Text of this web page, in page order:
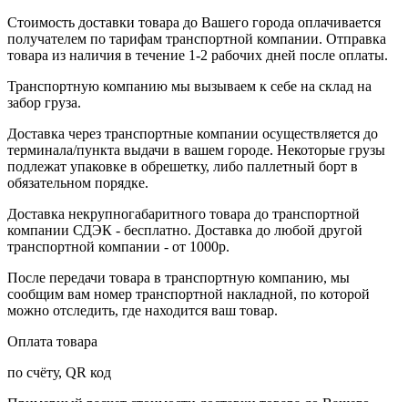
Стоимость доставки товара до Вашего города оплачивается
получателем по тарифам транспортной компании. Отправка
товара из наличия в течение 1-2 рабочих дней после оплаты.
Транспортную компанию мы вызываем к себе на склад на
забор груза.
Доставка через транспортные компании осуществляется до
терминала/пункта выдачи в вашем городе. Некоторые грузы
подлежат упаковке в обрешетку, либо паллетный борт в
обязательном порядке.
Доставка некрупногабаритного товара до транспортной
компании СДЭК - бесплатно. Доставка до любой другой
транспортной компании - от 1000р.
После передачи товара в транспортную компанию, мы
сообщим вам номер транспортной накладной, по которой
можно отследить, где находится ваш товар.
Оплата товара
по счёту, QR код